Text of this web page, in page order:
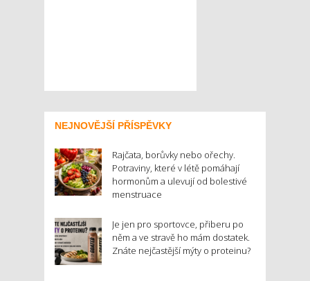
NEJNOVĚJŠÍ PŘÍSPĚVKY
Rajčata, borůvky nebo ořechy.
Potraviny, které v létě pomáhají
hormonům a ulevují od bolestivé
menstruace
Je jen pro sportovce, přiberu po
něm a ve stravě ho mám dostatek.
Znáte nejčastější mýty o proteinu?